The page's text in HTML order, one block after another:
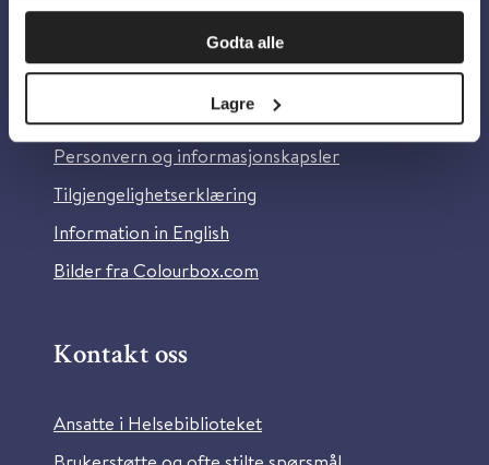
Godta alle
Lagre
Om Helsebiblioteket
Personvern og informasjonskapsler
Tilgjengelighetserklæring
Information in English
Bilder fra Colourbox.com
Kontakt oss
Ansatte i Helsebiblioteket